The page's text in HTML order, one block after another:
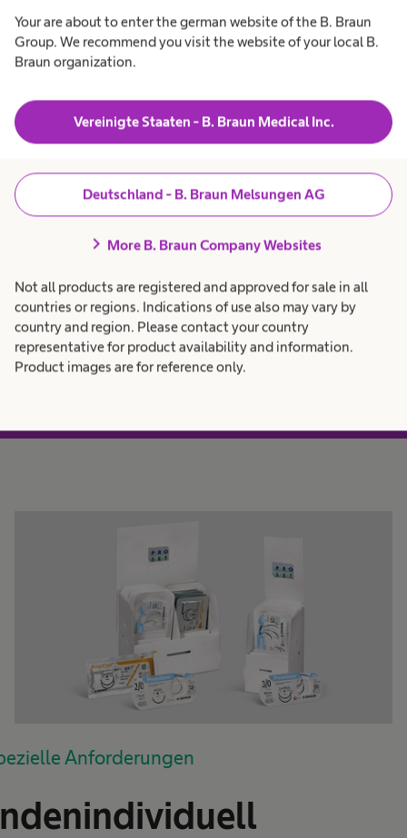
Your are about to enter the german website of the B. Braun
Group. We recommend you visit the website of your local B.
Braun organization.
Vereinigte Staaten - B. Braun Medical Inc.
Deutschland - B. Braun Melsungen AG
chevron_right More B. Braun Company Websites
Not all products are registered and approved for sale in all
countries or regions. Indications of use also may vary by
country and region. Please contact your country
representative for product availability and information.
Product images are for reference only.
maßgeschneiderte Kits für die interventionelle
im stationären und ambulanten Sektor
werden. ​Eine digitale Set-Konfiguration
qualitativ hochwertiger Set-Komponenten.​
Anforderungen